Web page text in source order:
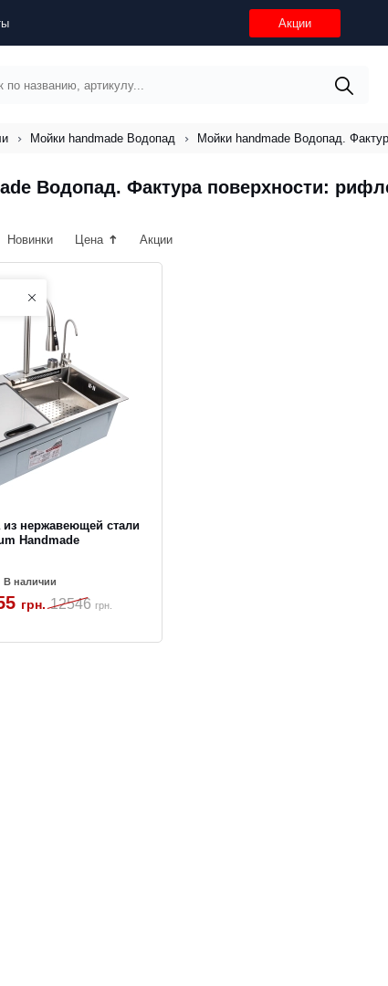
Акции
Мойки handmade Водопад Мойки handmade Водопад.
Водопад. Фактура поверхности:
Новинки Цена Акции
из нержавеющей стали
Handmade
В наличии
грн. 12546 грн.